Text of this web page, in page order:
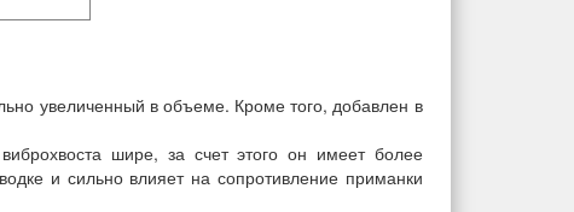
увеличенный в объеме. Кроме того, добавлен в
шире, за счет этого он имеет более
и сильно влияет на сопротивление приманки